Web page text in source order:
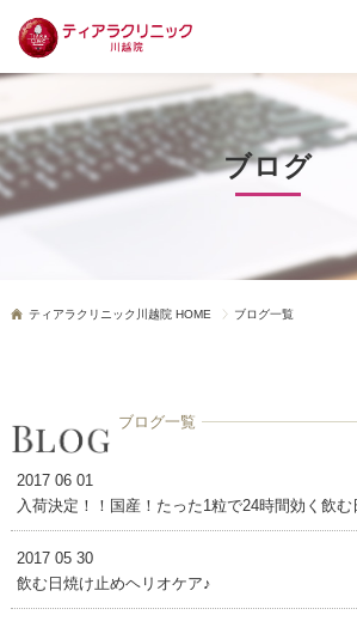
ブログ
ティアラクリニック川越院 HOME ブログ一覧
ブログ一覧
2017 06 01
入荷決定！！国産！たった1粒で24時間効く飲
2017 05 30
飲む日焼け止めヘリオケア♪